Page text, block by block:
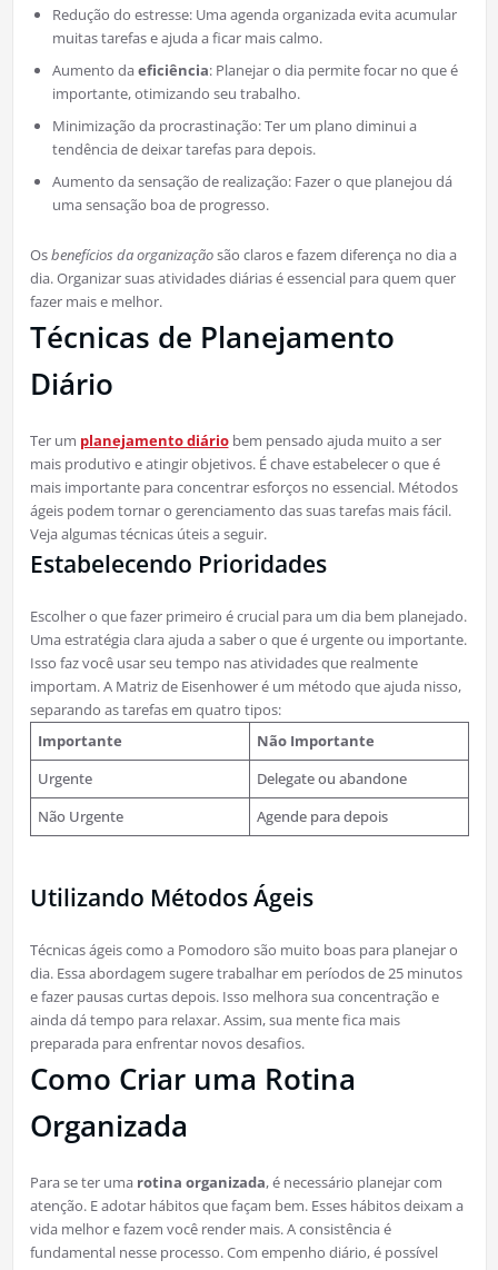
Redução do estresse: Uma agenda organizada evita acumular
muitas tarefas e ajuda a ficar mais calmo.
Aumento daeficiência: Planejar o dia permite focar no que é
importante, otimizando seu trabalho.
Minimização da procrastinação: Ter um plano diminui a
tendência de deixar tarefas para depois.
Aumento da sensação de realização: Fazer o que planejou dá
uma sensação boa de progresso.
Osbenefícios da organizaçãosão claros e fazem diferença no dia a
dia. Organizar suas atividades diárias é essencial para quem quer
fazer mais e melhor.
Técnicas de Planejamento
Diário
Ter um planejamento diáriobem pensado ajuda muito a ser
mais produtivo e atingir objetivos. É chave estabelecer o que é
mais importante para concentrar esforços no essencial. Métodos
ágeis podem tornar o gerenciamento das suas tarefas mais fácil.
Veja algumas técnicas úteis a seguir.
Estabelecendo Prioridades
Escolher o que fazer primeiro é crucial para um dia bem planejado.
Uma estratégia clara ajuda a saber o que é urgente ou importante.
Isso faz você usar seu tempo nas atividades que realmente
importam. A Matriz de Eisenhower é um método que ajuda nisso,
separando as tarefas em quatro tipos:
Importante
Não Importante
Urgente
Delegate ou abandone
Não Urgente
Agende para depois
Utilizando Métodos Ágeis
Técnicas ágeis como a Pomodoro são muito boas para planejar o
dia. Essa abordagem sugere trabalhar em períodos de 25 minutos
e fazer pausas curtas depois. Isso melhora sua concentração e
ainda dá tempo para relaxar. Assim, sua mente fica mais
preparada para enfrentar novos desafios.
Como Criar uma Rotina
Organizada
Para se ter uma rotina organizada, é necessário planejar com
atenção. E adotar hábitos que façam bem. Esses hábitos deixam a
vida melhor e fazem você render mais. A consistência é
fundamental nesse processo. Com empenho diário, é possível